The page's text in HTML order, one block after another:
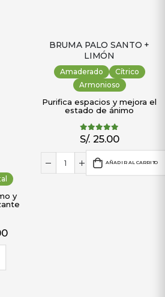
y
BRUMA PALO SANTO +
LIMÓN
Amaderado
Cítrico
Armonioso
Purifica espacios y mejora el
estado de ánimo
5.00out of 5
S/.25.00
AÑADIR AL CARRITO